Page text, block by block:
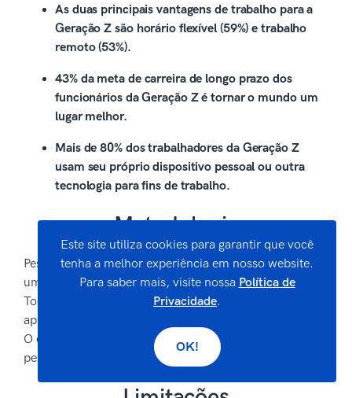
As duas principais vantagens de trabalho para a
Geração Z são horário flexível (59%) e trabalho
remoto (53%).
43% da meta de carreira de longo prazo dos
funcionários da Geração Z é tornar o mundo um
lugar melhor.
Mais de 80% dos trabalhadores da Geração Z
usam seu próprio dispositivo pessoal ou outra
tecnologia para fins de trabalho.
Metodologia
Pesquisamos 231 respondentes exclusivos por meio de
uma ferramenta de votação on-line personalizada.
Todos os entrevistados incluídos no estudo foram
aprovados em uma pergunta de verificação de atenção.
O estudo foi criado por meio de várias etapas de
pesquisa,
crowdsourcinge levantamento.
Este site utiliza cookies para garantir que você
tenha a melhor experiência em nosso website.
Para saber mais, visite nossa Política de
Privacidade.
OK!